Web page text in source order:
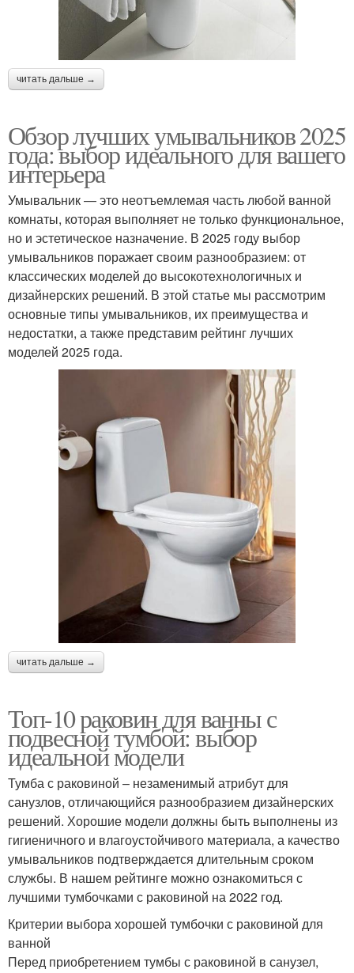
читать дальше →
Обзор лучших умывальников 2025
года: выбор идеального для вашего
интерьера
Умывальник — это неотъемлемая часть любой ванной
комнаты, которая выполняет не только функциональное,
но и эстетическое назначение. В 2025 году выбор
умывальников поражает своим разнообразием: от
классических моделей до высокотехнологичных и
дизайнерских решений. В этой статье мы рассмотрим
основные типы умывальников, их преимущества и
недостатки, а также представим рейтинг лучших
моделей 2025 года.
читать дальше →
Топ-10 раковин для ванны с
подвесной тумбой: выбор
идеальной модели
Тумба с раковиной – незаменимый атрибут для
санузлов, отличающийся разнообразием дизайнерских
решений. Хорошие модели должны быть выполнены из
гигиеничного и влагоустойчивого материала, а качество
умывальников подтверждается длительным сроком
службы. В нашем рейтинге можно ознакомиться с
лучшими тумбочками с раковиной на 2022 год.
Критерии выбора хорошей тумбочки с раковиной для
ванной
Перед приобретением тумбы с раковиной в санузел,